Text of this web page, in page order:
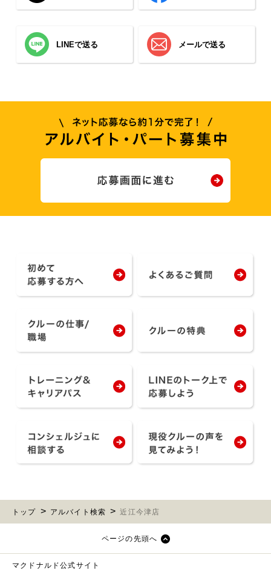
LINEで送る メールで送る
トップ アルバイト検索 近江今津店
ページの先頭へ
マクドナルド公式サイト